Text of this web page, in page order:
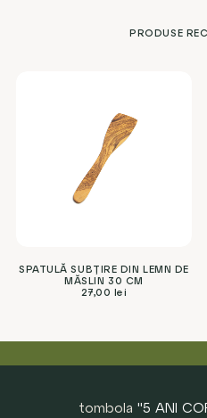
PRODUSE
SPATULĂ SUBȚIRE DIN LEMN DE
MĂSLIN 30 CM
27,00 lei
tombola "5 ANI